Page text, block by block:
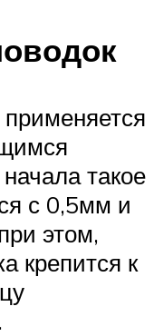
такое
с 0,5мм и
этом,
крепится к